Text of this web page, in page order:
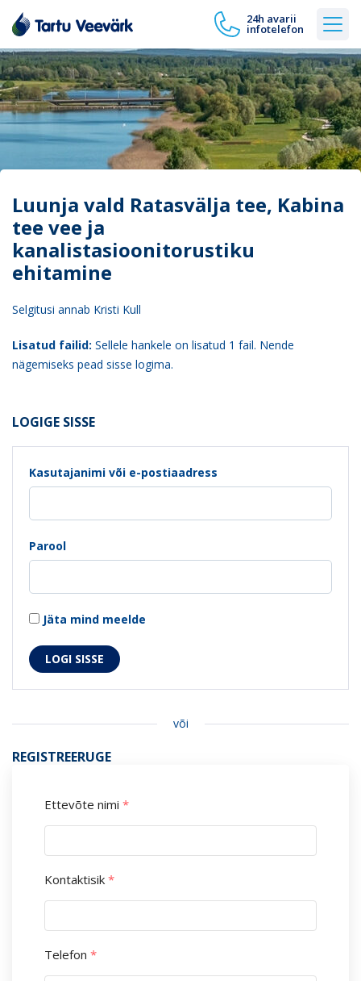
24h avarii
infotelefon
Luunja vald Ratasvälja tee, Kabina
tee vee ja
kanalistasioonitorustiku
ehitamine
Selgitusi annab Kristi Kull
Lisatud failid: Sellele hankele on lisatud 1 fail. Nende
nägemiseks pead sisse logima.
LOGIGE SISSE
Kasutajanimi või e-postiaadress
Parool
Jäta mind meelde
või
REGISTREERUGE
Ettevõte nimi *
Kontaktisik *
Telefon *